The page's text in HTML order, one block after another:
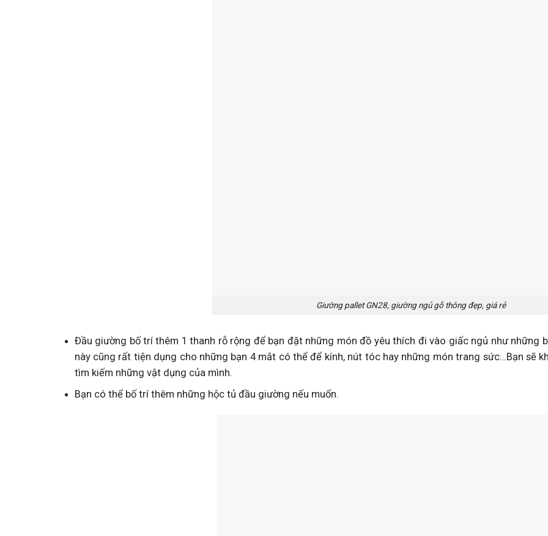
Giường pallet GN28, giường ngủ gỗ thông đẹp, giá rẻ
Đầu giường bố trí thêm 1 thanh rỗ rộng để bạn đặt những món đồ yêu thích đi vào giấc ngủ như những
này cũng rất tiện dụng cho những bạn 4 mắt có thể để kính, nút tóc hay những món trang sức…Bạn sẽ
tìm kiếm những vật dụng của mình.
Bạn có thể bố trí thêm những hộc tủ đầu giường nếu muốn.